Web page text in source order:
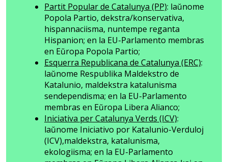
Partit Popular de Catalunya (PP): laŭnome
Popola Partio, dekstra/konservativa,
hispannaciisma, nuntempe reganta
Hispanion; en la EU-Parlamento membras
en Eŭropa Popola Partio;
Esquerra Republicana de Catalunya (ERC):
laŭnome Respublika Maldekstro de
Katalunio, maldekstra katalunisma
sendependisma; en la EU-Parlamento
membras en Eŭropa Libera Alianco;
Iniciativa per Catalunya Verds (ICV):
laŭnome Iniciativo por Katalunio-Verduloj
(ICV),maldekstra, katalunisma,
ekologiisma; en la EU-Parlamento